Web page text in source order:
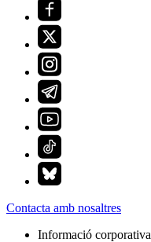
Contacta amb nosaltres
Informació corporativa